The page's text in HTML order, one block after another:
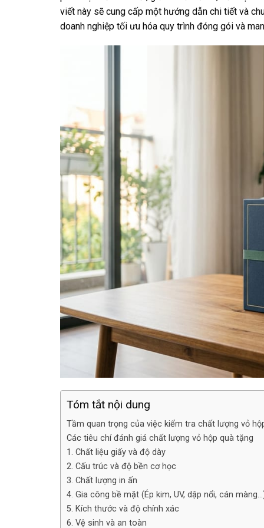
viết này sẽ cung cấp một hướng dẫn chi tiết và
doanh nghiệp tối ưu hóa quy trình đóng gói và
Tóm tắt nội dung
Tầm quan trọng của việc kiểm tra chất lượng vỏ
Các tiêu chí đánh giá chất lượng vỏ hộp quà tặng
1. Chất liệu giấy và độ dày
2. Cấu trúc và độ bền cơ học
3. Chất lượng in ấn
4. Gia công bề mặt (Ép kim, UV, dập nổi, cán
5. Kích thước và độ chính xác
6. Vệ sinh và an toàn